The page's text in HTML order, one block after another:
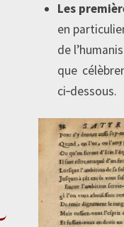
Les
en
de
que
ci‑dessous.